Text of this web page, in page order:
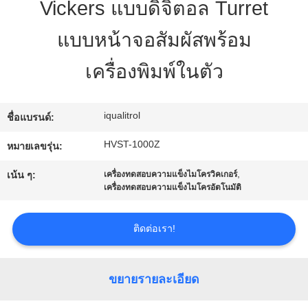
ควบคุม
คุณภาพ
เว็บไซต์
PRIVACY
Vickers แบบดิจิตอล Turret
แบบหน้าจอสัมผัสพร้อม
เครื่องพิมพ์ในตัว
ชื่อแบรนด์: iqualitrol
หมายเลขรุ่น: HVST-1000Z
เน้น ๆ: เครื่องทดสอบความแข็งไมโครวิคเกอร์,
เครื่องทดสอบความแข็งไมโครอัตโนมัติ
ติดต่อเรา!
ขยายรายละเอียด